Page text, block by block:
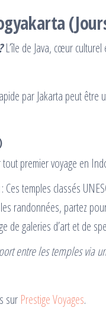
L’île de Java, cœur
par Jakarta peut
premier voyage en
: Ces temples classés
randonnées, partez
de galeries d’art et de
entre les temples
sur Prestige Voyages.